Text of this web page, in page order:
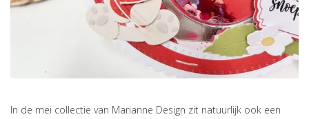
In de mei collectie van Marianne Design zit natuurlijk ook een